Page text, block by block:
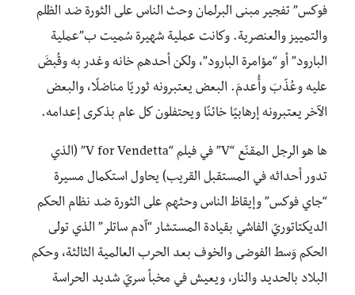
فوكس” تفجير مبنى البرلمان وحث الناس على الثورة ضد الظلم
والتمييز والعنصرية. وكانت عملية شهيرة سُميت ب”عملية
البارود” أو “مؤامرة البارود”، ولكن أحدهم خانه وغدر به وقُبضَ
عليه وعُذّبَ وأُعدمَ. البعض يعتبرونه ثوريًا مناضلًا، والبعض
الآخر يعتبرونه إرهابيًا خائنًا ويحتفلون كل عام بذكرى إعدامه.
ها هو الرجل المقنّع “V” في فيلم “V for Vendetta” (الذي
تدور أحداثه في المستقبل القريب) يحاول استكمال مسيرة
“جاي فوكس” وإيقاظ الناس وحثهم على الثورة ضد نظام الحكم
الديكتاتوريّ الفاشي بقيادة المستشار “آدم ساتلر” الذي تولى
الحكم وَسط الفوضى والخوف بعد الحرب العالمية الثالثة، وحكم
البلاد بالحديد والنار، ويعيش في مخبأ سريّ شديد الحراسة